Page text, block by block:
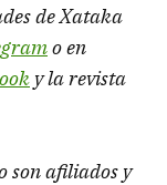
de Xataka
o en
y la revista
son afiliados y